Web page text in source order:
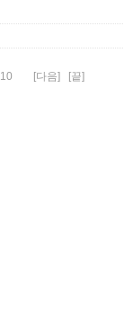
10 [다음] [끝]